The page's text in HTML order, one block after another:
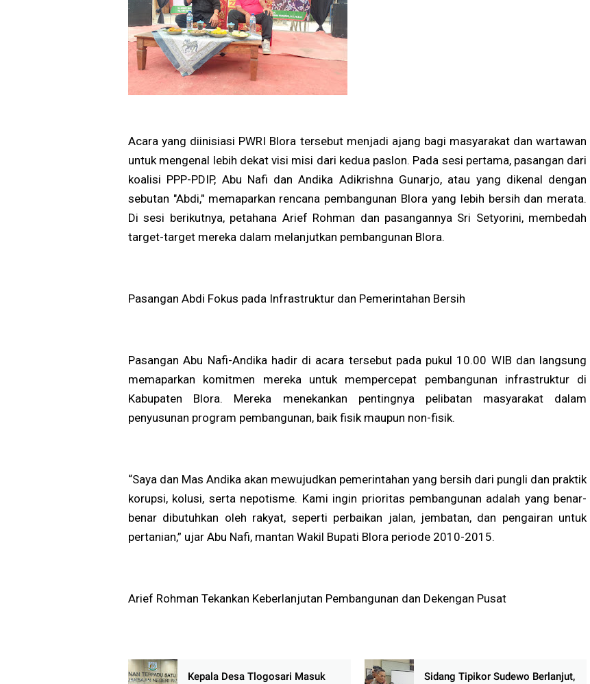
Acara yang diinisiasi PWRI Blora tersebut menjadi ajang bagi masyarakat dan wartawan
untuk mengenal lebih dekat visi misi dari kedua paslon. Pada sesi pertama, pasangan dari
koalisi PPP-PDIP, Abu Nafi dan Andika Adikrishna Gunarjo, atau yang dikenal dengan
sebutan "Abdi," memaparkan rencana pembangunan Blora yang lebih bersih dan merata.
Di sesi berikutnya, petahana Arief Rohman dan pasangannya Sri Setyorini, membedah
target-target mereka dalam melanjutkan pembangunan Blora.
Pasangan Abdi Fokus pada Infrastruktur dan Pemerintahan Bersih
Pasangan Abu Nafi-Andika hadir di acara tersebut pada pukul 10.00 WIB dan langsung
memaparkan komitmen mereka untuk mempercepat pembangunan infrastruktur di
Kabupaten Blora. Mereka menekankan pentingnya pelibatan masyarakat dalam
penyusunan program pembangunan, baik fisik maupun non-fisik.
“Saya dan Mas Andika akan mewujudkan pemerintahan yang bersih dari pungli dan praktik
korupsi, kolusi, serta nepotisme. Kami ingin prioritas pembangunan adalah yang benar-
benar dibutuhkan oleh rakyat, seperti perbaikan jalan, jembatan, dan pengairan untuk
pertanian,” ujar Abu Nafi, mantan Wakil Bupati Blora periode 2010-2015.
Arief Rohman Tekankan Keberlanjutan Pembangunan dan Dekengan Pusat
Kepala Desa Tlogosari Masuk
Sidang Tipikor Sudewo Berlanjut,